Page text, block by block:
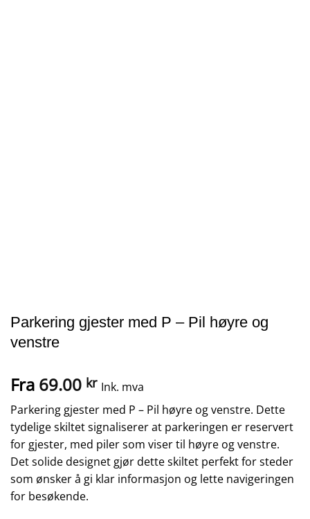
Parkering gjester med P – Pil høyre og
venstre
Fra 69.00 kr Ink. mva
Parkering gjester med P – Pil høyre og venstre. Dette
tydelige skiltet signaliserer at parkeringen er reservert
for gjester, med piler som viser til høyre og venstre.
Det solide designet gjør dette skiltet perfekt for steder
som ønsker å gi klar informasjon og lette navigeringen
for besøkende.